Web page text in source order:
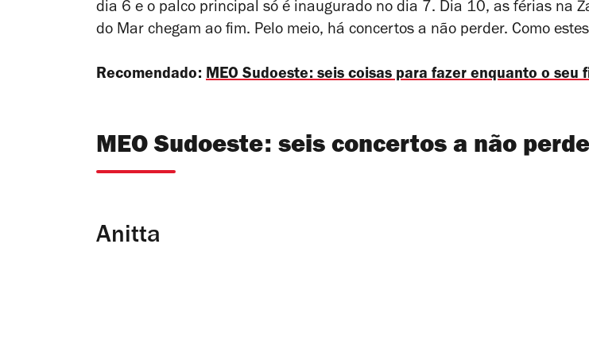
dia 6 e o palco principal só é inaugurado no dia 7. Dia 10, as férias na
do Mar chegam ao fim. Pelo meio, há concertos a não perder. Como
Recomendado: MEO Sudoeste: seis coisas para fazer enquanto o seu
MEO Sudoeste: seis concertos a não
Anitta